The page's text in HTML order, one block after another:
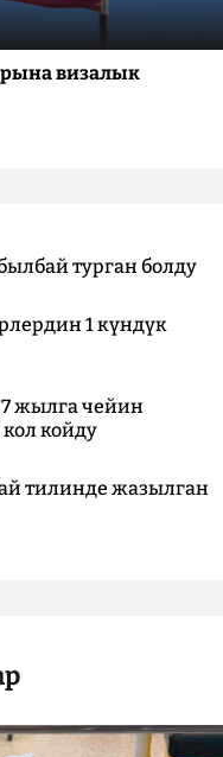
визалык
турган болду
1 күндүк
жылга чейин
койду
тилинде жазылган